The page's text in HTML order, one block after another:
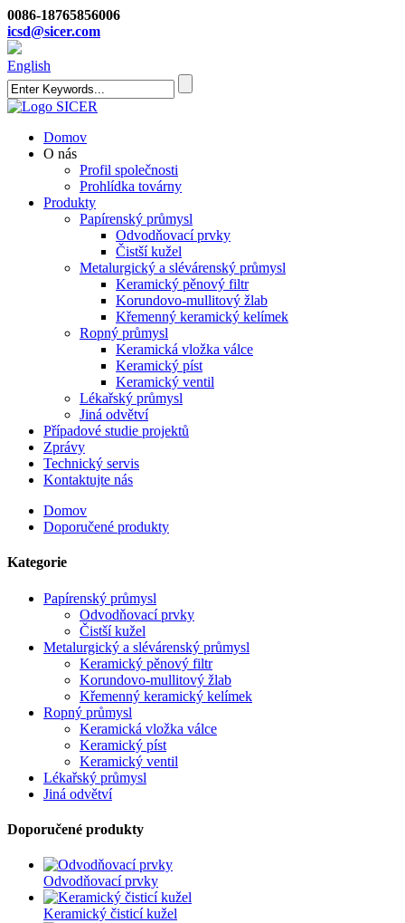
0086-18765856006
icsd@sicer.com
English
Domov
O nás
Profil společnosti
Prohlídka továrny
Produkty
Papírenský průmysl
Odvodňovací prvky
Čistší kužel
Metalurgický a slévárenský průmysl
Keramický pěnový filtr
Korundovo-mullitový žlab
Křemenný keramický kelímek
Ropný průmysl
Keramická vložka válce
Keramický píst
Keramický ventil
Lékařský průmysl
Jiná odvětví
Případové studie projektů
Zprávy
Technický servis
Kontaktujte nás
Domov
Doporučené produkty
Kategorie
Papírenský průmysl
Odvodňovací prvky
Čistší kužel
Metalurgický a slévárenský průmysl
Keramický pěnový filtr
Korundovo-mullitový žlab
Křemenný keramický kelímek
Ropný průmysl
Keramická vložka válce
Keramický píst
Keramický ventil
Lékařský průmysl
Jiná odvětví
Doporučené produkty
Odvodňovací prvky
Keramický čisticí kužel